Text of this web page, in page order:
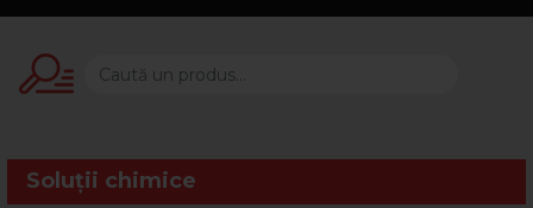
Soluții chimice